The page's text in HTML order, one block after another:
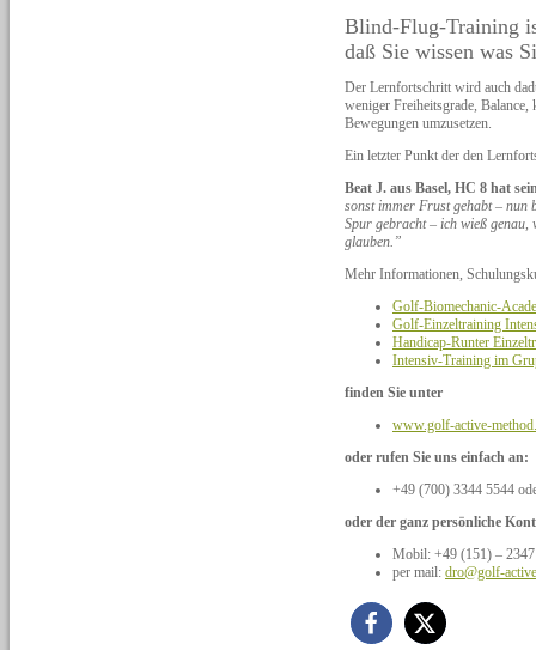
Blind-Flug-Training
daß Sie wissen was
Der Lernfortschritt wird auch
weniger Freiheitsgrade,
Bewegungen umzusetzen.
Ein letzter Punkt der den
Beat J. aus Basel, HC 8 hat
sonst immer Frust gehabt – nun
Spur gebracht – ich wieß genau,
glauben.”
Mehr Informationen,
Golf-Biomechanic-
Golf-Einzeltraining
Handicap-Runter
Intensiv-Training im
finden Sie unter
www.golf-active-
oder rufen Sie uns einfach an:
+49 (700) 3344 5544
oder der ganz persönliche
Mobil: +49 (151) –
per mail: dro@golf-